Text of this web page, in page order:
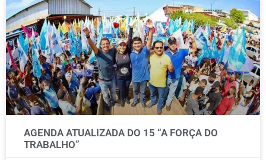
AGENDA ATUALIZADA DO 15 “A FORÇA DO
TRABALHO”